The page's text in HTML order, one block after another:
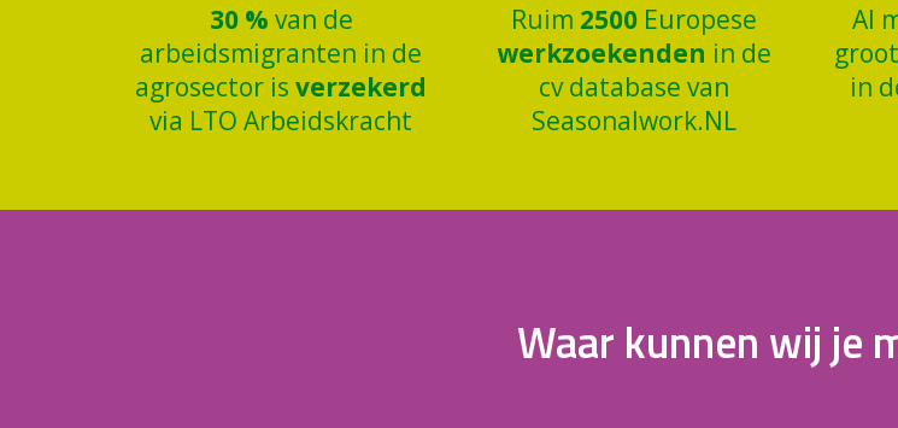
30 % van de
arbeidsmigranten in de
agrosector isverzekerd
via LTO Arbeidskracht
Ruim 2500 Europese
werkzoekenden in de
cv database van
Seasonalwork.NL
Al
in
Waar kunnen wij je